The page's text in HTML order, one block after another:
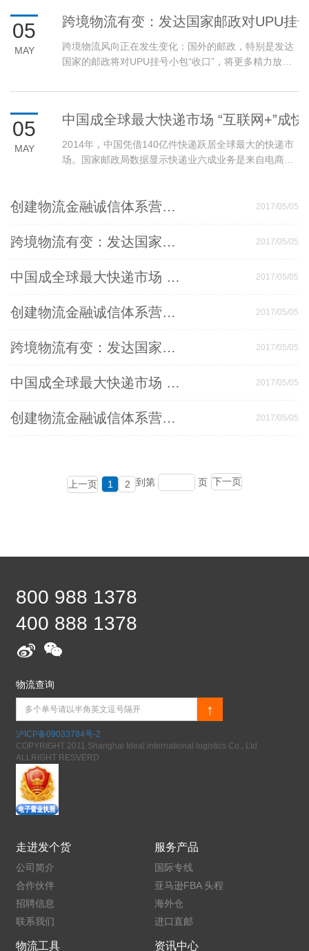
05
MAY
跨境物流有变：发达国家邮政对UPU挂
跨境物流风向正在发生变化：国外的邮政，特别是发达
国家的邮政将对UPU挂号小包“收口”，将更多精力放在
05
MAY
中国成全球最大快递市场 “互联网+”成
2014年，中国凭借140亿件快递跃居全球最大的快递市
场。国家邮政局数据显示快递业六成业务是来自电商。
创建物流金融诚信体系营造诚信互利商业生态 2017/05/05
跨境物流有变：发达国家邮政对UPU挂号小包“收口” 2017/05/05
中国成全球最大快递市场 “互联网+”成快递业新机遇 2017/05/05
创建物流金融诚信体系营造诚信互利商业生态 2017/05/05
跨境物流有变：发达国家邮政对UPU挂号小包“收口” 2017/05/05
中国成全球最大快递市场 “互联网+”成快递业新机遇 2017/05/05
创建物流金融诚信体系营造诚信互利商业生态 2017/05/05
上一页 1 2 到第 页 下一页
800 988 1378
400 888 1378
物流查询
↑
沪ICP备09033784号-2
COPYRIGHT 2011 Shanghai Ideal international logistics Co., Ltd
ALLRIGHT RESVERD
走进发个货
公司简介
合作伙伴
招聘信息
联系我们
服务产品
国际专线
亚马逊FBA 头程
海外仓
进口直邮
物流工具 资讯中心